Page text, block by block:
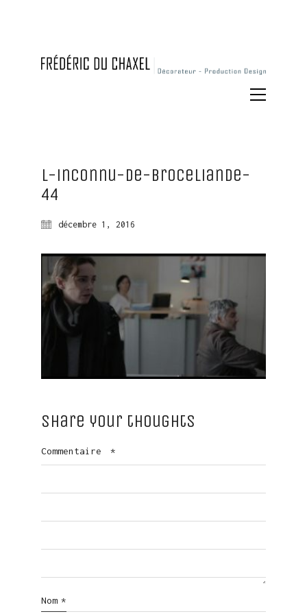
l-inconnu-de-broceliande-
44
décembre 1, 2016
Share your thoughts
Commentaire *
Nom *